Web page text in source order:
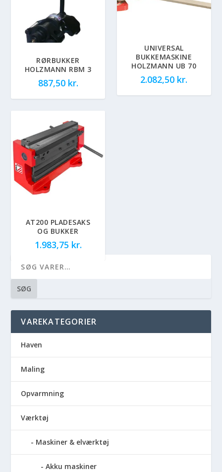
RØRBUKKER
HOLZMANN RBM 3
887,50 kr.
UNIVERSAL
BUKKEMASKINE
HOLZMANN UB 70
2.082,50 kr.
AT200 PLADESAKS
OG BUKKER
1.983,75 kr.
SØG
VAREKATEGORIER
Haven
Maling
Opvarmning
Værktøj
Maskiner & elværktøj
Akku maskiner